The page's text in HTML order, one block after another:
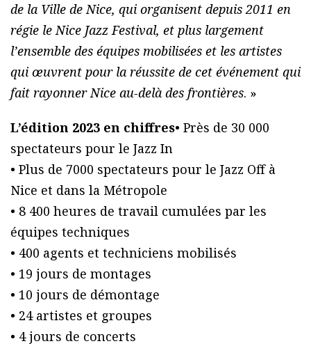
de la Ville de Nice, qui organisent depuis 2011 en
régie le Nice Jazz Festival, et plus largement
l’ensemble des équipes mobilisées et les artistes
qui œuvrent pour la réussite de cet événement qui
fait rayonner Nice au-delà des frontières. »
L’édition 2023 en chiffres• Près de 30 000
spectateurs pour le Jazz In
• Plus de 7000 spectateurs pour le Jazz Off à
Nice et dans la Métropole
• 8 400 heures de travail cumulées par les
équipes techniques
• 400 agents et techniciens mobilisés
• 19 jours de montages
• 10 jours de démontage
• 24 artistes et groupes
• 4 jours de concerts